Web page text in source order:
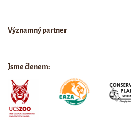
Významný partner
Jsme členem: